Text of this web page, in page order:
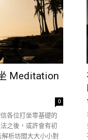
Meditation
0
各位打坐零基礎的
之後，或許會有初
析坊間大大小小對